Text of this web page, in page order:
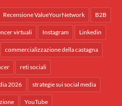
Recensione ValueYourNetwork B2B
virtuali Instagram Linkedin
commercializzazione della castagna
reti sociali
2026 strategie sui social media
YouTube